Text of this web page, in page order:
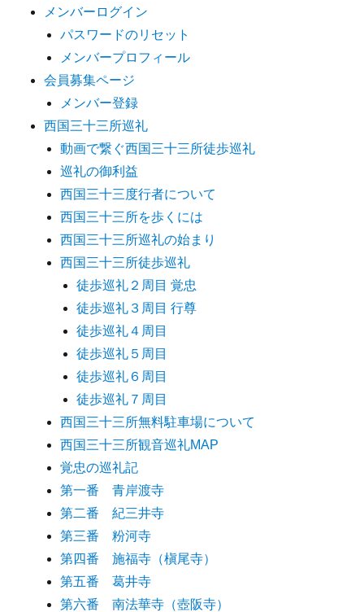
メンバーログイン
パスワードのリセット
メンバープロフィール
会員募集ページ
メンバー登録
西国三十三所巡礼
動画で繋ぐ西国三十三所徒歩巡礼
巡礼の御利益
西国三十三度行者について
西国三十三所を歩くには
西国三十三所巡礼の始まり
西国三十三所徒歩巡礼
徒歩巡礼２周目 覚忠
徒歩巡礼３周目 行尊
徒歩巡礼４周目
徒歩巡礼５周目
徒歩巡礼６周目
徒歩巡礼７周目
西国三十三所無料駐車場について
西国三十三所観音巡礼MAP
覚忠の巡礼記
第一番 青岸渡寺
第二番 紀三井寺
第三番 粉河寺
第四番 施福寺（槇尾寺）
第五番 葛井寺
第六番 南法華寺（壺阪寺）